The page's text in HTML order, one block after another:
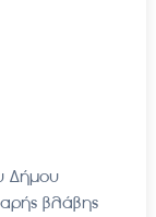
Δήμου
βλάβης